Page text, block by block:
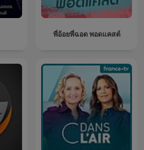
พี่อ้อยพี่ฉอด พอดแคสต์